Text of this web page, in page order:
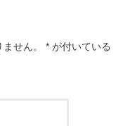
せん。 * が付いている